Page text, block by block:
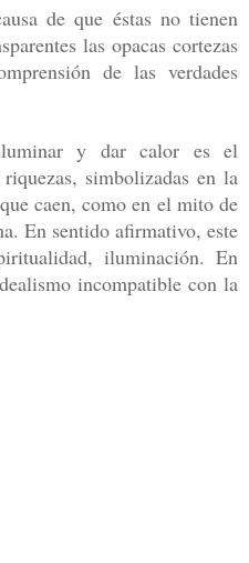
de que éstas no tienen
las opacas cortezas
de las verdades
y dar calor es el
simbolizadas en la
caen, como en el mito de
En sentido afirmativo, este
iluminación. En
incompatible con la